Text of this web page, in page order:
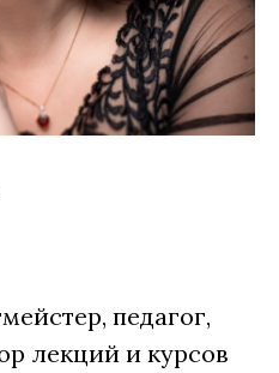
педагог,
лекций и курсов